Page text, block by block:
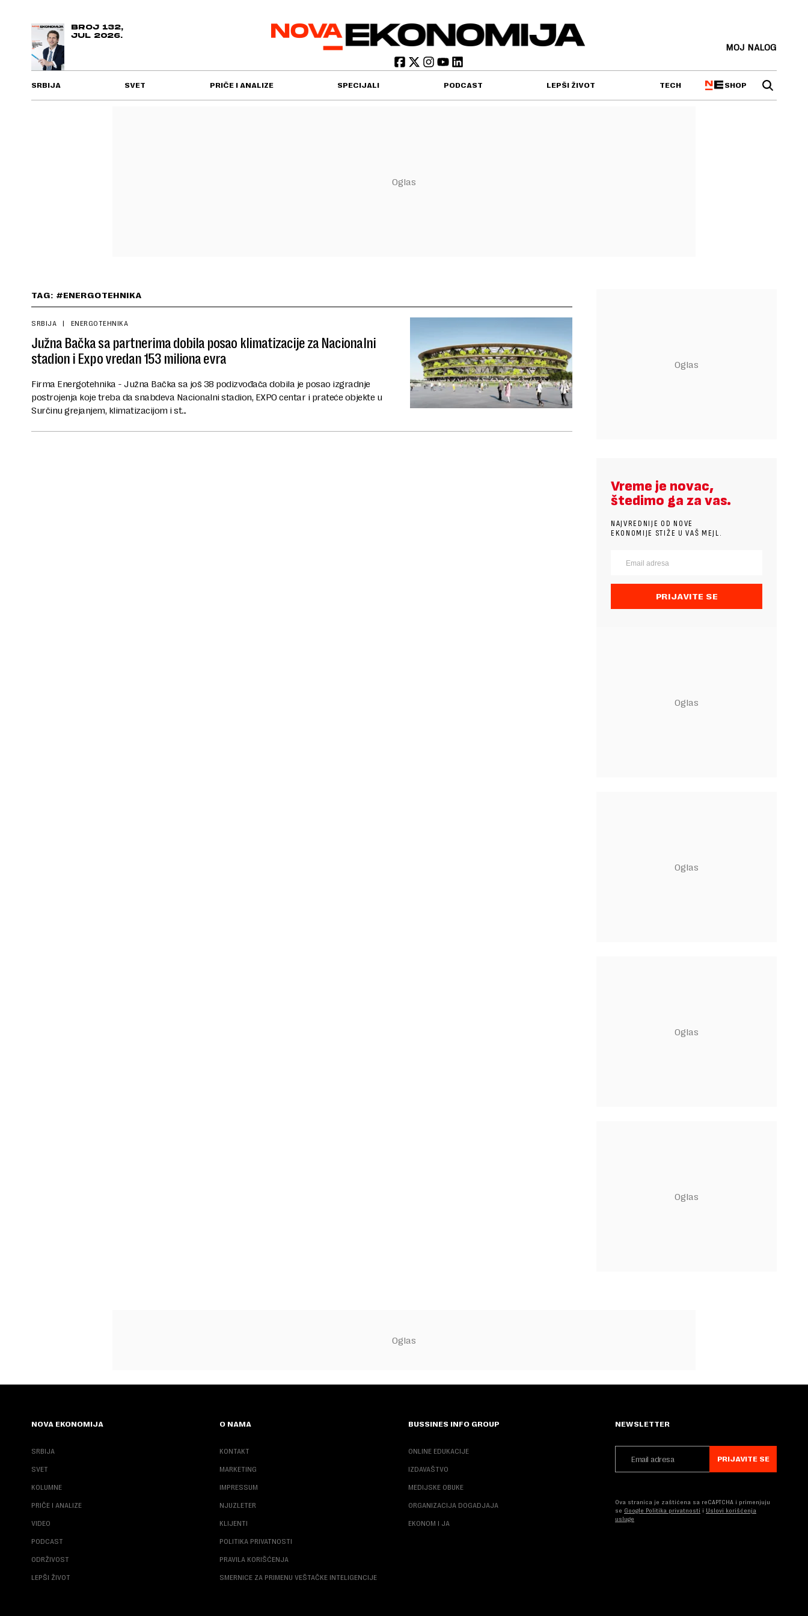
BROJ 132,
JUL 2026.
MOJ NALOG
SRBIJA SVET PRIČE I ANALIZE SPECIJALI PODCAST LEPŠI ŽIVOT TECH SHOP
TAG: #ENERGOTEHNIKA
SRBIJA ENERGOTEHNIKA
Južna Bačka sa partnerima dobila posao klimatizacije za Nacionalni
stadion i Expo vredan 153 miliona evra
Firma Energotehnika - Južna Bačka sa još 38 podizvođača dobila je posao izgradnje
postrojenja koje treba da snabdeva Nacionalni stadion, EXPO centar i prateće objekte u
Surčinu grejanjem, klimatizacijom i st...
Vreme je novac,
štedimo ga za vas.
NAJVREDNIJE OD NOVE
EKONOMIJE STIŽE U VAŠ MEJL.
PRIJAVITE SE
NOVA EKONOMIJA
SRBIJA
SVET
KOLUMNE
PRIČE I ANALIZE
VIDEO
PODCAST
ODRŽIVOST
LEPŠI ŽIVOT
O NAMA
KONTAKT
MARKETING
IMPRESSUM
NJUZLETER
KLIJENTI
POLITIKA PRIVATNOSTI
PRAVILA KORIŠĆENJA
SMERNICE ZA PRIMENU VEŠTAČKE INTELIGENCIJE
BUSSINES INFO GROUP
ONLINE EDUKACIJE
IZDAVAŠTVO
MEDIJSKE OBUKE
ORGANIZACIJA DOGADJAJA
EKONOM I JA
NEWSLETTER
PRIJAVITE SE
Ova stranica je zaštićena sa reCAPTCHA i primenjuju
se Google Politika privatnosti i Uslovi korišćenja
usluge